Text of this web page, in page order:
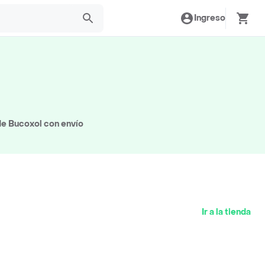
Ingreso
Bucoxol con envío
Ir a la tienda